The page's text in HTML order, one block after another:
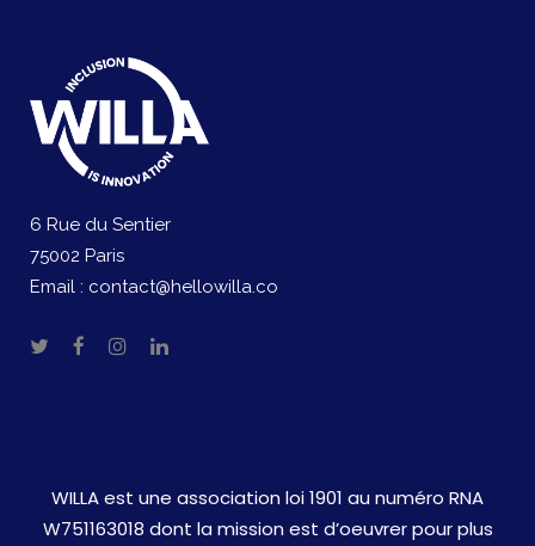
6 Rue du Sentier
75002 Paris
Email : contact@hellowilla.co
WILLA est une association loi 1901 au numéro RNA
W751163018 dont la mission est d’oeuvrer pour plus